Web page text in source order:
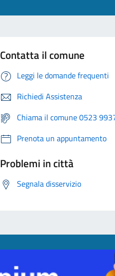
Contatta il comune
Leggi le domande frequenti
Richiedi Assistenza
Chiama il comune 0523
Prenota un appuntamento
Problemi in città
Segnala disservizio